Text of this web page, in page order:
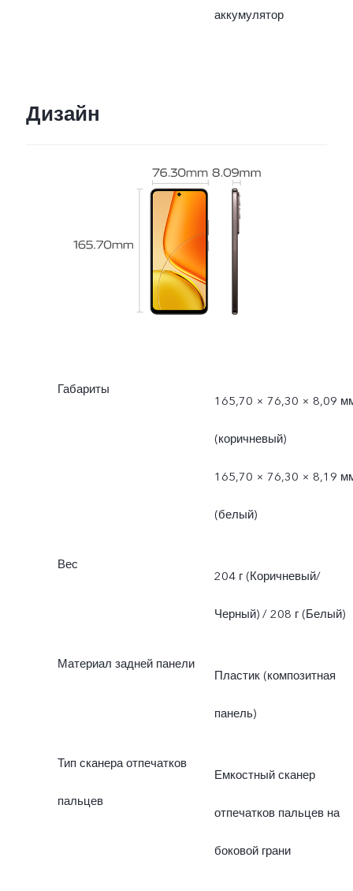
аккумулятор
Дизайн
Габариты
165,70 × 76,30 × 8,09
(коричневый)
165,70 × 76,30 × 8,19
(белый)
Вес
204 г (Коричневый/
Черный) / 208 г (Белый)
Материал задней панели
Пластик (композитная
панель)
Тип сканера отпечатков
пальцев
Емкостный сканер
отпечатков пальцев на
боковой грани